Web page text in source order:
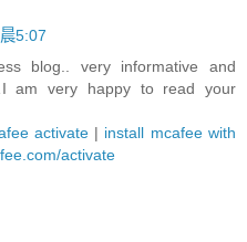
5:07
blog.. very informative and
am very happy to read your
activate| install mcafee with
activate